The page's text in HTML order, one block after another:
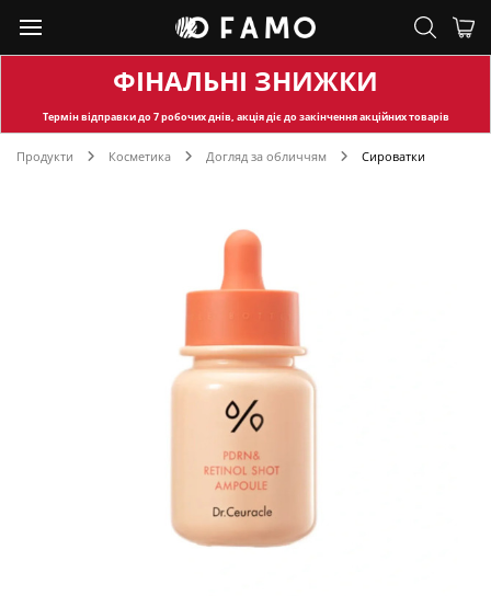
ФІНАЛЬНІ ЗНИЖКИ
Термін відправкидо 7 робочих днів, акція діє до закінчення акційних товарів
Продукти Косметика Догляд за обличчям Сироватки